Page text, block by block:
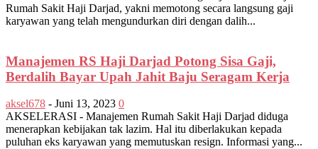
Rumah Sakit Haji Darjad, yakni memotong secara langsung gaji
karyawan yang telah mengundurkan diri dengan dalih...
Manajemen RS Haji Darjad Potong Sisa Gaji,
Berdalih Bayar Upah Jahit Baju Seragam Kerja
aksel678 - Juni 13, 2023 0
AKSELERASI - Manajemen Rumah Sakit Haji Darjad diduga
menerapkan kebijakan tak lazim. Hal itu diberlakukan kepada
puluhan eks karyawan yang memutuskan resign. Informasi yang...